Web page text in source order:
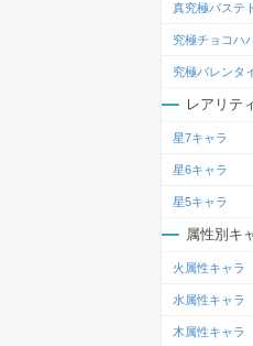
真究極バステ
究極チョコハ
究極バレンタ
レアリテ
星7キャラ
星6キャラ
星5キャラ
属性別キ
火属性キャラ
水属性キャラ
木属性キャラ